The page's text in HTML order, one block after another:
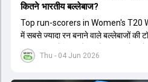
Thu - 04 Jun 2026
कितने भारतीय बल्लेबाज?
Top run-scorers in Women's T20
में सबसे ज्यादा रन बनाने वाले बल्लेबाजों की
इंडीज, ऑस्ट्रेलिया और इंग्लैंड की बल्लेबाजों
ऑस्ट्रेलियाई खिलाड़ी शामिल हैं. न्यूजीलैंड